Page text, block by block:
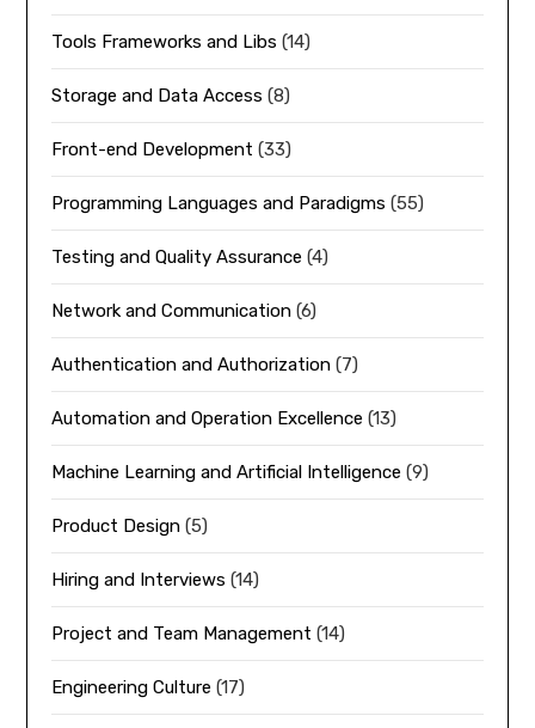
Tools Frameworks and Libs (14)
Storage and Data Access (8)
Front-end Development (33)
Programming Languages and Paradigms (55)
Testing and Quality Assurance (4)
Network and Communication (6)
Authentication and Authorization (7)
Automation and Operation Excellence (13)
Machine Learning and Artificial Intelligence (9)
Product Design (5)
Hiring and Interviews (14)
Project and Team Management (14)
Engineering Culture (17)